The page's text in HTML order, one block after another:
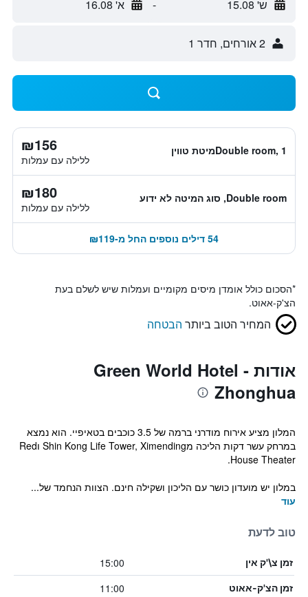
ש' 15.08 - א' 16.08
2 אורחים, חדר 1
Double room, 1מיטת טווין ₪156
ללילה עם עמלות
Double room, סוג המיטה לא ידוע ₪180
ללילה עם עמלות
54 דילים נוספים החל מ-₪119
*הסכום כולל אומדן מיסים מקומיים ועמלות שיש לשלם בעת
הצ'ק-אאוט.
המחיר הטוב ביותר הבטחה
אודות Green World Hotel -
Zhonghua
המלון מציע אירוח מודרני ברמה של 3.5 כוכבים בטאיפיי. הוא נמצא
במרחק עשר דקות הליכה מShin Kong Life Tower, Ximending וRed
House Theater.
במלון יש מועדון כושר עם הליכון ושקילה חינם. הצוות הנחמד של...
עוד
טוב לדעת
זמן צ\'ק אין 15:00
זמן הצ'ק-אאוט 11:00